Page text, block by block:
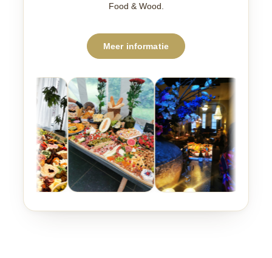
Food & Wood.
Meer informatie